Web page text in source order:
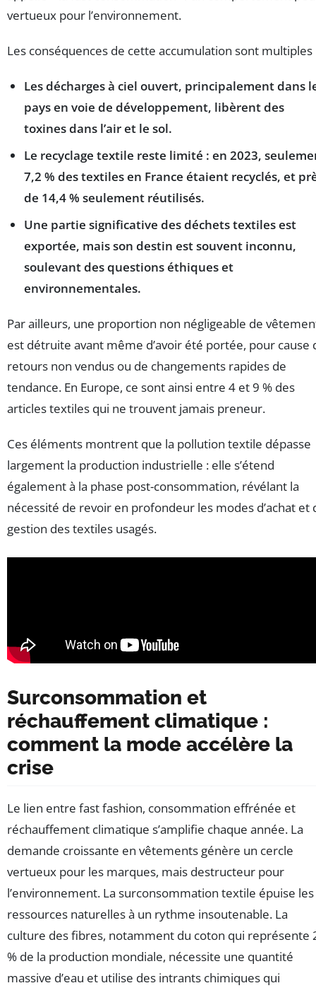
vertueux pour l’environnement.
Les conséquences de cette accumulation sont multiples
Les décharges à ciel ouvert, principalement dans
pays en voie de développement, libèrent des
toxines dans l’air et le sol.
Le recyclage textile reste limité : en 2023,
7,2 % des textiles en France étaient recyclés, et
de 14,4 % seulement réutilisés.
Une partie significative des déchets textiles est
exportée, mais son destin est souvent inconnu,
soulevant des questions éthiques et
environnementales.
Par ailleurs, une proportion non négligeable de
est détruite avant même d’avoir été portée, pour cause
retours non vendus ou de changements rapides de
tendance. En Europe, ce sont ainsi entre 4 et 9 % des
articles textiles qui ne trouvent jamais preneur.
Ces éléments montrent que la pollution textile dépasse
largement la production industrielle : elle s’étend
également à la phase post-consommation, révélant la
nécessité de revoir en profondeur les modes d’achat et
gestion des textiles usagés.
Surconsommation et
réchauffement climatique :
comment la mode accélère la
crise
Le lien entre fast fashion, consommation effrénée et
réchauffement climatique s’amplifie chaque année. La
demande croissante en vêtements génère un cercle
vertueux pour les marques, mais destructeur pour
l’environnement. La surconsommation textile épuise les
ressources naturelles à un rythme insoutenable. La
culture des fibres, notamment du coton qui représente
% de la production mondiale, nécessite une quantité
massive d’eau et utilise des intrants chimiques qui